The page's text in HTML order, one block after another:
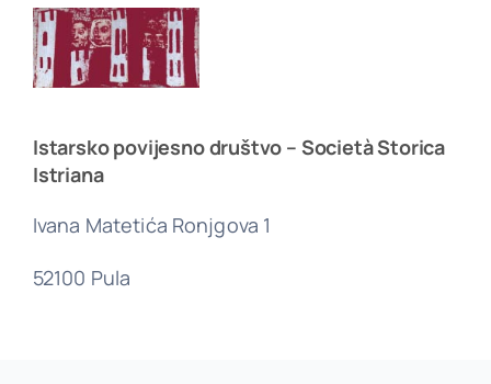
Istarsko povijesno društvo – Società Storica
Istriana
Ivana Matetića Ronjgova 1
52100 Pula